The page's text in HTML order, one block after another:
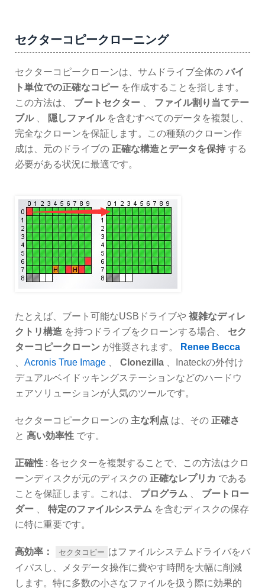
セクターコピークローニング
セクターコピークローンは、サムドライブ全体の バイ
ト単位での正確なコピー を作成することを指します。
この方法は、 ブートセクター
ファイル割り当てテー
ブル、 隠しファイルを含むすべてのデータを複製し、
完全なクローンを保証します。この種類のクローン作
成は、元のドライブの 正確な構造とデータを保持 する
必要がある状況に最適です。
たとえば、ブート可能なUSBドライブや 複雑なディレ
クトリ構造 を持つドライブをクローンする場合、 セク
ターコピークローン が推奨されます。
Renee Becca
Acronis True Image Clonezilla 、Inateckの外付け
デュアルベイドッキングステーションなどのハードウ
ェアソリューションが人気のツールです。
セクターコピークローンの 主な利点 は、その 正確さ
と 高い効率性 です。
正確性 : 各セクターを複製することで、この方法はクロ
ーンディスクが元のディスクの 正確なレプリカ である
ことを保証します。これは、 プログラム
ブートロー
ダー
特定のファイルシステム を含むディスクの保存
に特に重要です。
高効率： セクタコピー はファイルシステムドライバをバ
イパスし、メタデータ操作に費やす時間を大幅に削減
します。特に多数の小さなファイルを扱う際に効果的